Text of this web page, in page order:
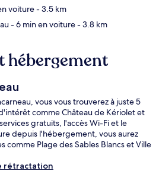
voiture- 3.5 km
- 6 min en voiture- 3.8 km
hébergement
vous vous trouverez à juste 5
comme Château de Kériolet et
gratuits, l'accès Wi-Fi et le
depuis l'hébergement, vous aurez
comme Plage des Sables Blancs et Ville
rétractation